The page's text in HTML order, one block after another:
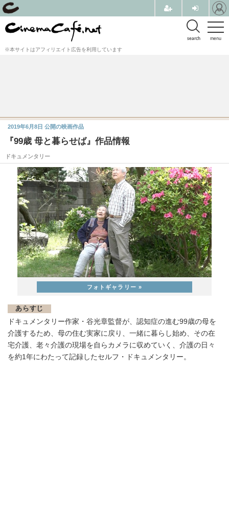
menu
search
※本サイトはアフィリエイト広告を利用しています
『99歳 母と暮らせば』作品情報
ドキュメンタリー
2019年6月8日 公開の映画作品
あらすじ
ドキュメンタリー作家・谷光章監督が、認知症の進む99歳の母を
介護するため、母の住む実家に戻り、一緒に暮らし始め、その在
宅介護、老々介護の現場を自らカメラに収めていく、介護の日々
を約1年にわたって記録したセルフ・ドキュメンタリー。